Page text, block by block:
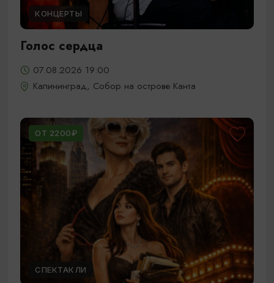
КОНЦЕРТЫ
Голос сердца
07.08.2026 19:00
Калининград, Собор на острове Канта
ОТ 2200₽
СПЕКТАКЛИ